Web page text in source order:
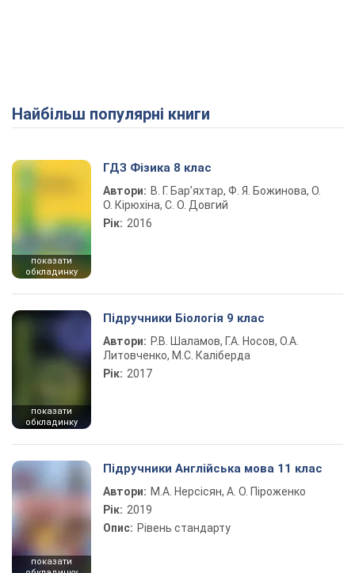
Найбільш популярні книги
показати
обкладинку
ГДЗ Фізика 8 клас
Автори: В. Г. Бар’яхтар, Ф. Я. Божинова, О.
О. Кірюхіна, С. О. Довгий
Рік: 2016
показати
обкладинку
Підручники Біологія 9 клас
Автори: Р.В. Шаламов, Г.А. Носов, О.А.
Литовченко, М.С. Каліберда
Рік: 2017
показати
Підручники Англійська мова 11 клас
Автори: М.А. Нерсісян, А. О. Піроженко
Рік: 2019
Опис: Рівень стандарту